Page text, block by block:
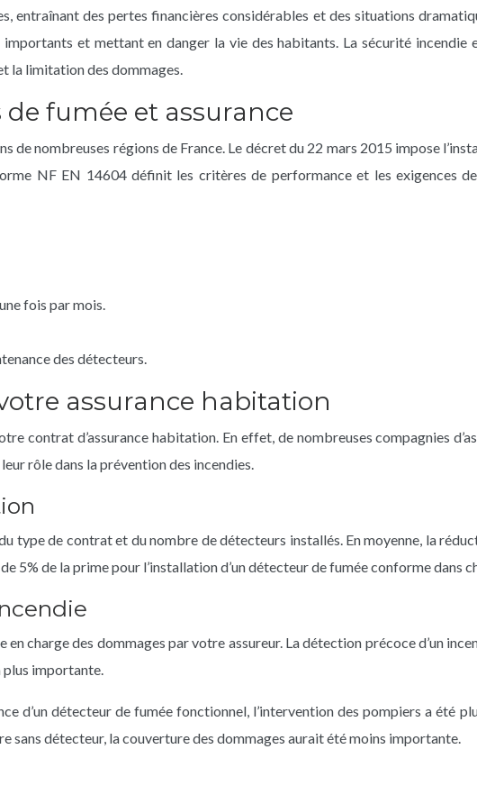
entraînant des pertes financières considérables et des situations
importants et mettant en danger la vie des habitants. La sécurité
la limitation des dommages.
fumée et assurance
nombreuses régions de France. Le décret du 22 mars 2015 impose
NF EN 14604 définit les critères de performance et les exigences
fois par mois.
des détecteurs.
assurance habitation
contrat d’assurance habitation. En effet, de nombreuses compagnies
rôle dans la prévention des incendies.
type de contrat et du nombre de détecteurs installés. En moyenne, la
5% de la prime pour l’installation d’un détecteur de fumée conforme dans
en charge des dommages par votre assureur. La détection précoce d’un
plus importante.
d’un détecteur de fumée fonctionnel, l’intervention des pompiers a été
sans détecteur, la couverture des dommages aurait été moins importante.